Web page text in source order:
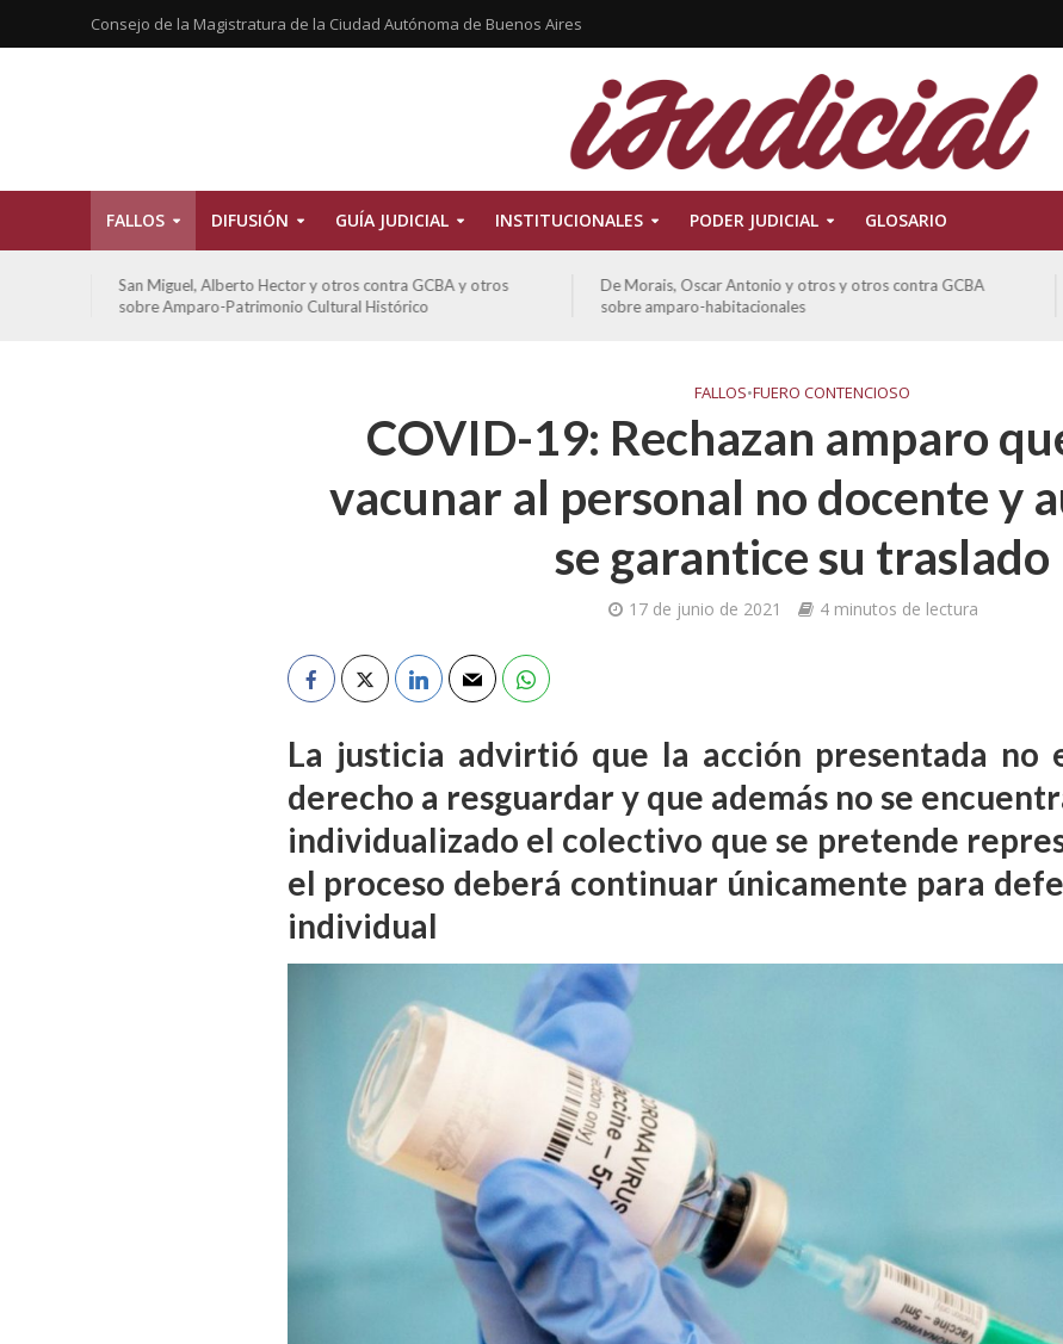
Consejo de la Magistratura de la Ciudad Autónoma de Buenos Aires
FALLOS DIFUSIÓN GUÍA JUDICIAL INSTITUCIONALES PODER JUDICIAL GLOSARIO
De Morais, Oscar Antonio y otros y otros contra GCBA
sobre amparo-habitacionales
Ferreyra Pardo, Claudia Eva Edith y otros contra GCBA y
otros sobre amparo-ambiental
FALLOS•FUERO CONTENCIOSO
COVID-19: Rechazan amparo
vacunar al personal no docente y
se garantice su traslado
17 de junio de 2021 4 minutos de lectura
La justicia advirtió que la acción presentada no
derecho a resguardar y que además no se
individualizado el colectivo que se pretende
el proceso deberá continuar únicamente para
individual